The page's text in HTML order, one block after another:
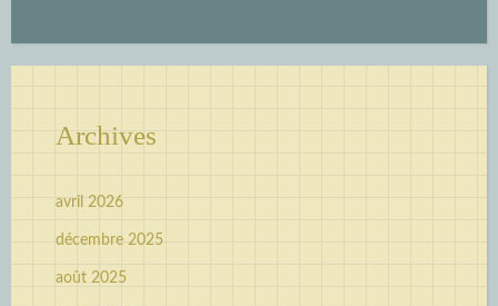
Archives
avril 2026
décembre 2025
août 2025